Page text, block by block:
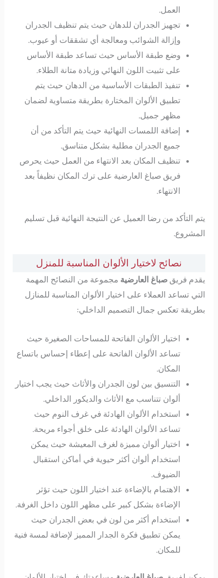
العمل.
تجهيز الجدران للدهان حيث يتم تنظيف الجدران
وإزالة الشوائب ومعالجة أي تشققات أو عيوب.
وضع طبقة الأساس حيث تساعد طبقة الأساس
على تثبيت اللون النهائي وزيادة متانة الطلاء.
تنفيذ الطبقات الأساسية من الدهان حيث يتم
تطبيق الألوان المختارة بطريقة متساوية لضمان
مظهر جميل.
إضافة اللمسات النهائية حيث يتم التأكد من أن
جميع الجدران مطلية بشكل متناسق.
تنظيف المكان بعد الانتهاء من العمل حيث يحرص
فريق صباغ العارضية على ترك المكان نظيفاً بعد
الانتهاء.
يتم التأكد من رضا العميل عن النتيجة النهائية قبل تسليم
المشروع.
نصائح لاختيار الألوان المناسبة للمنزل
يقدم فريقصباغ العارضية مجموعة من النصائح المهمة
التي تساعد العملاء على اختيار الألوان المناسبة للمنازل
بطريقة تعكس جمال التصميم الداخلي:
اختيار الألوان الفاتحة للمساحات الصغيرة حيث
تساعد الألوان الفاتحة على إعطاء إحساس باتساع
المكان.
التنسيق بين لون الجدران والأثاث حيث يجب اختيار
ألوان تتناسب مع الأثاث والديكور الداخلي.
استخدام الألوان الهادئة في غرف النوم حيث
تساعد الألوان الهادئة على خلق أجواء مريحة.
اختيار ألوان مميزة لغرف المعيشة حيث يمكن
استخدام ألوان أكثر حيوية في أماكن استقبال
الضيوف.
الاهتمام بالإضاءة عند اختيار اللون حيث تؤثر
الإضاءة بشكل كبير على مظهر اللون داخل الغرفة.
استخدام أكثر من لون في بعض الجدران حيث
يمكن تطبيق فكرة الجدار المميز لإضافة لمسة فنية
للمكان.